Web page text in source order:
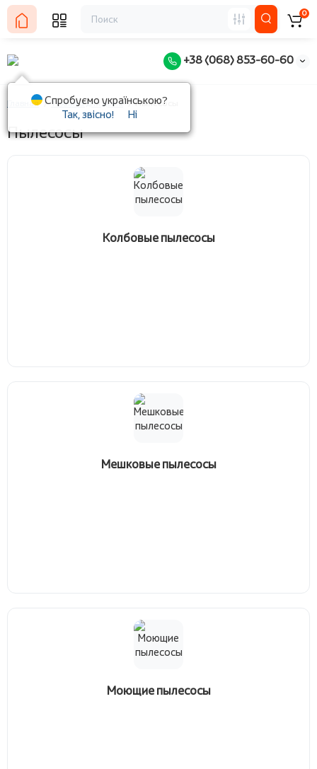
+38 (068) 853-60-60
0
Главная Техника для дома Пылесосы
Пылесосы
Колбовые пылесосы
Мешковые пылесосы
Моющие пылесосы
Спробуємо українською?
Так, звісно!
Ні